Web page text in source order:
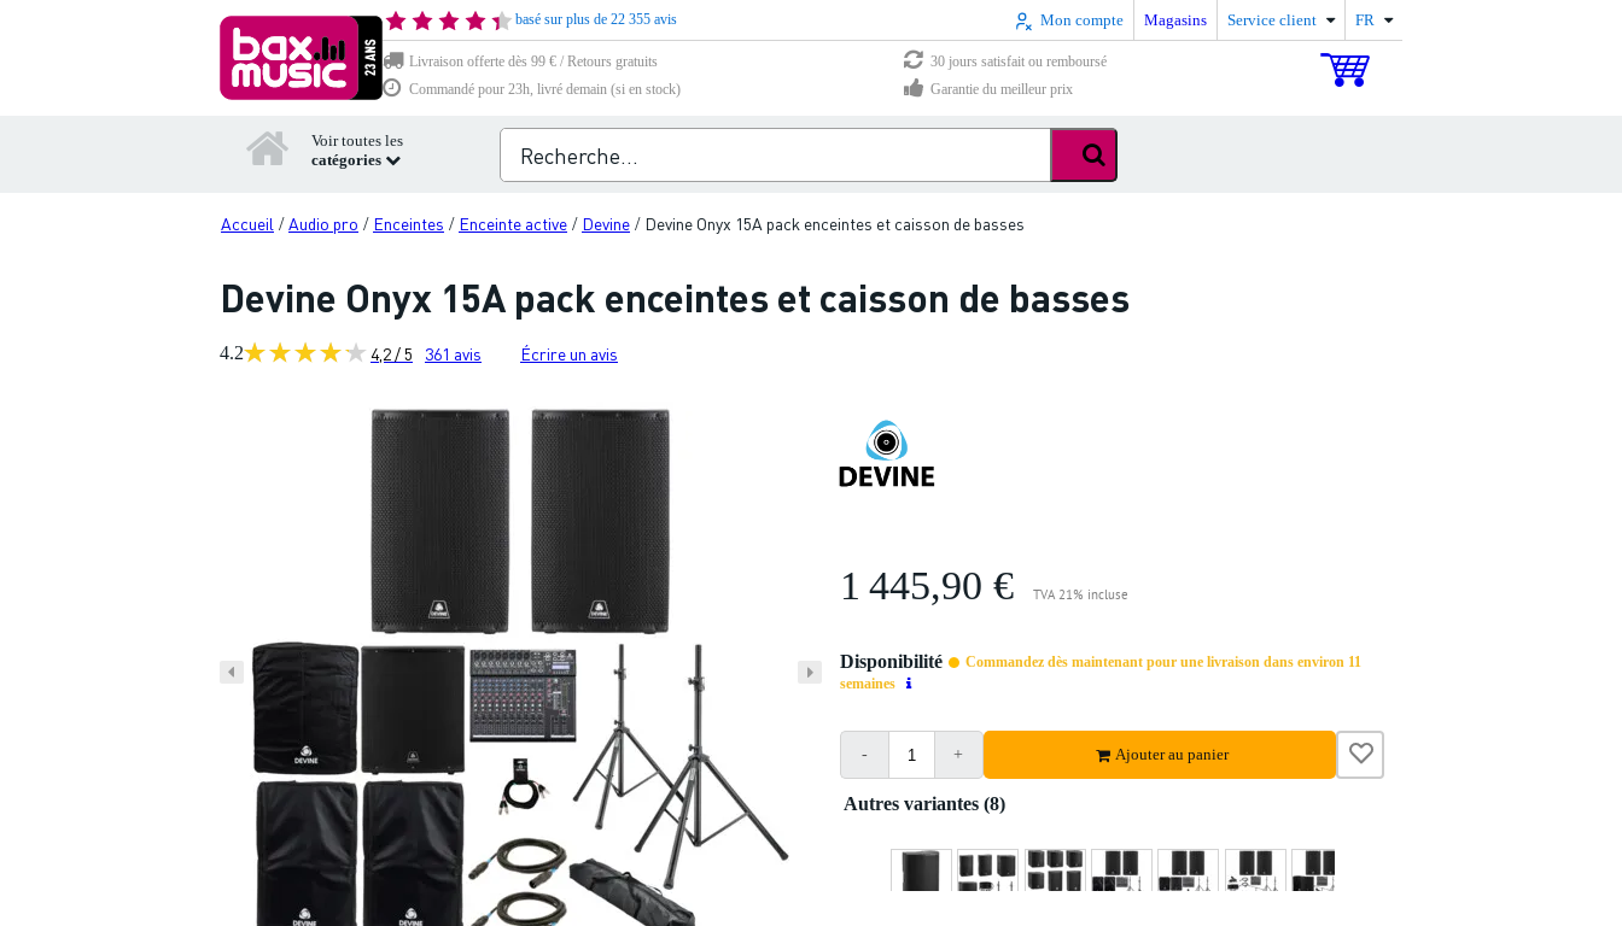
basé sur plus de 22 355 avis Mon compte Magasins Service client FR
Livraison offerte dès 99 € / Retours gratuits
30 jours satisfait ou remboursé
Commandé pour 23h, livré demain (si en stock)
Garantie du meilleur prix
Voir toutes les
catégories
Accueil /Audio pro / Enceintes / Enceinte active / Devine / Devine Onyx 15A pack enceintes et caisson de basses
Devine Onyx 15A pack enceintes et caisson de basses
4.2 4,2 / 5 361 avis Écrire un avis
1 445,90 € TVA 21% incluse
Disponibilité
Commandez dès maintenant pour une livraison dans environ 11
semaines
- + Ajouter au panier
Autres variantes (8)